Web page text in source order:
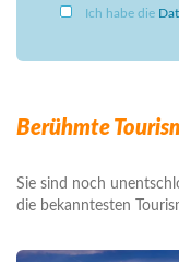
Ich habe die
Berühmte
Sie sind noch
die bekanntesten